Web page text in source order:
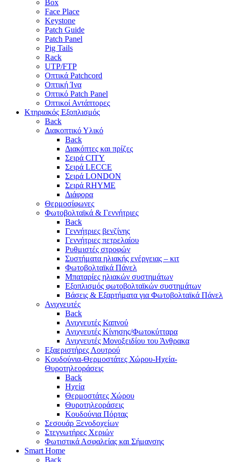
Box
Face Place
Keystone
Patch Guide
Patch Panel
Pig Tails
Rack
UTP/FTP
Οπτικά Patchcord
Οπτική Ίνα
Οπτικό Patch Panel
Οπτικοί Αντάπτορες
Κτηριακός Εξοπλισμός
Back
Διακοπτικό Υλικό
Back
Διακόπτες και πρίζες
Σειρά CITY
Σειρά LECCE
Σειρά LONDON
Σειρά RHYME
Διάφορα
Θερμοσίφωνες
Φωτοβολταϊκά & Γεννήτριες
Back
Γεννήτριες βενζίνης
Γεννήτριες πετρελαίου
Ρυθμιστές στροφών
Συστήματα ηλιακής ενέργειας – κιτ
Φωτοβολταϊκά Πάνελ
Μπαταρίες ηλιακών συστημάτων
Εξοπλισμός φωτοβολταϊκών συστημάτων
Βάσεις & Εξαρτήματα για Φωτοβολταϊκά Πάνελ
Ανιχνευτές
Back
Ανιχνευτές Καπνού
Ανιχνευτές Κίνησης/Φωτοκύτταρα
Ανιχνευτές Μονοξειδίου του Άνθρακα
Εξαεριστήρες Λουτρού
Κουδούνια-Θερμοστάτες Χώρου-Ηχεία-
Θυροτηλεοράσεις
Back
Ηχεία
Θερμοστάτες Χώρου
Θυροτηλεοράσεις
Κουδούνια Πόρτας
Σεσουάρ Ξενοδοχείων
Στεγνωτήρες Χεριών
Φωτιστικά Ασφαλείας και Σήμανσης
Smart Home
Back